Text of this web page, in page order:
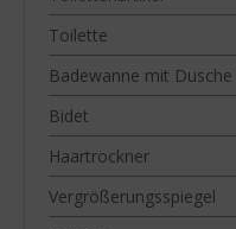
Toilette
Badewanne mit Dusche
Bidet
Haartrockner
Vergrößerungsspiegel